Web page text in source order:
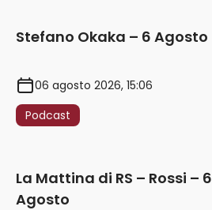
Stefano Okaka – 6 Agosto
06 agosto 2026, 15:06
Podcast
La Mattina di RS – Rossi – 6
Agosto